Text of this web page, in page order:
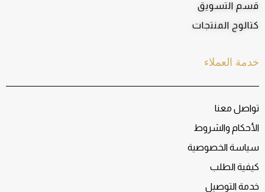
خدمة العملاء
تواصل معنا
الأحكام والشروط
سياسة الخصوصية
كيفية الطلب
خدمة التوصيل
قسم التسويق
كتالوج المنتجات